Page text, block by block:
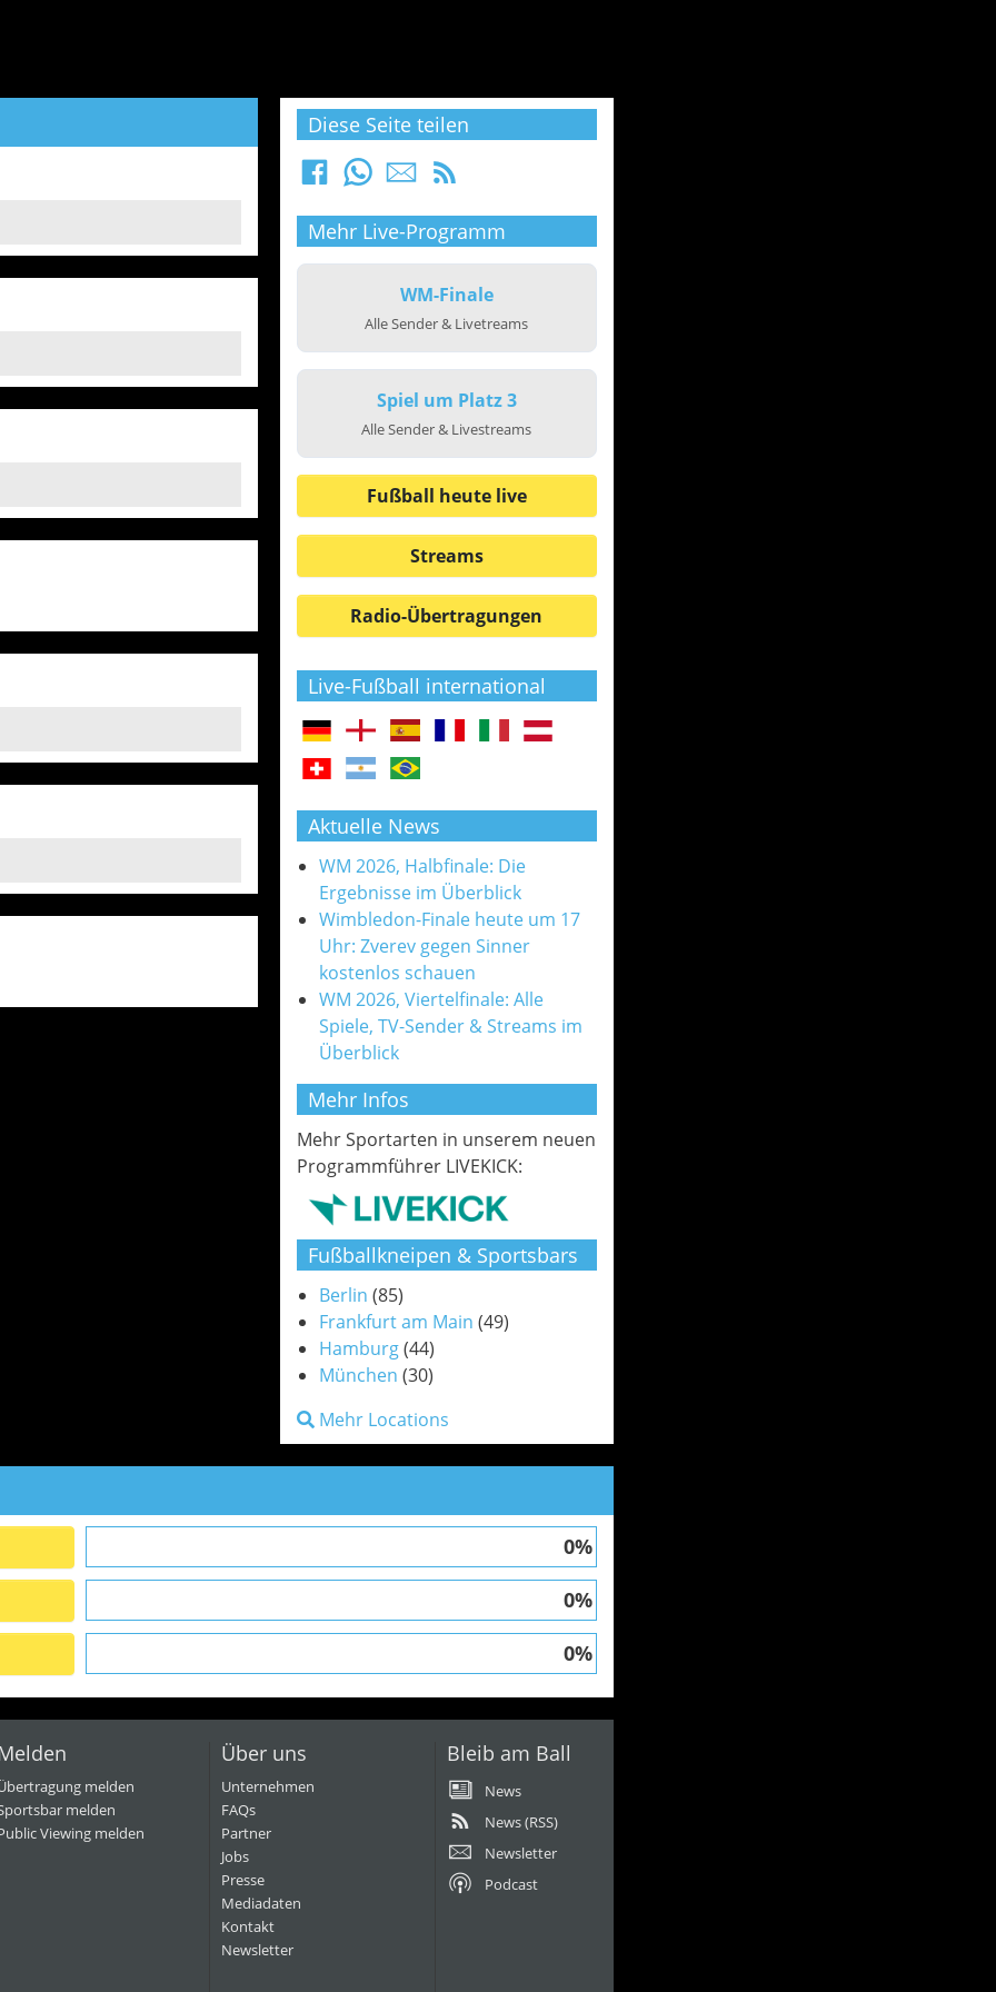
Diese Seite teilen
Mehr Live-Programm
WM-Finale
Alle Sender & Livetreams
Spiel um Platz 3
Alle Sender & Livestreams
Fußball heute live
Streams
Radio-Übertragungen
Live-Fußball international
Aktuelle News
WM 2026, Halbfinale: Die
Ergebnisse im Überblick
Wimbledon-Finale heute um 17
Uhr: Zverev gegen Sinner
kostenlos schauen
WM 2026, Viertelfinale: Alle
Spiele, TV-Sender & Streams im
Überblick
Mehr Infos
Mehr Sportarten in unserem neuen
Programmführer LIVEKICK:
Fußballkneipen & Sportsbars
Berlin (85)
Frankfurt am Main (49)
Hamburg(44)
München (30)
Mehr Locations
0%
0%
0%
melden
melden
Viewing melden
Über uns
Unternehmen
FAQs
Partner
Jobs
Presse
Mediadaten
Kontakt
Newsletter
Bleib am Ball
News
News (RSS)
Newsletter
Podcast